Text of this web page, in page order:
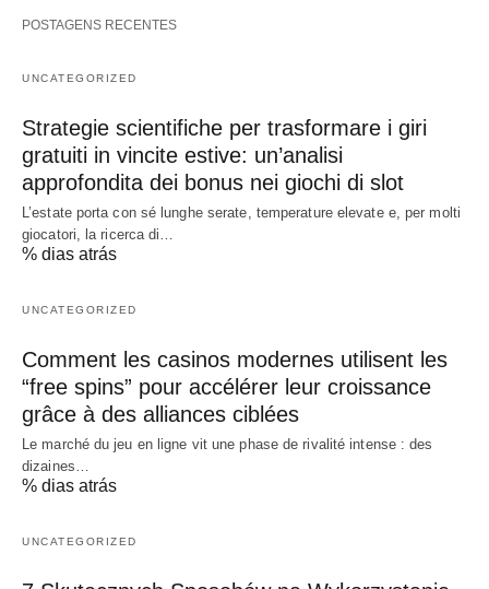
POSTAGENS RECENTES
UNCATEGORIZED
Strategie scientifiche per trasformare i giri
gratuiti in vincite estive: un’analisi
approfondita dei bonus nei giochi di slot
L’estate porta con sé lunghe serate, temperature elevate e, per molti
giocatori, la ricerca di…
% dias atrás
UNCATEGORIZED
Comment les casinos modernes utilisent les
“free spins” pour accélérer leur croissance
grâce à des alliances ciblées
Le marché du jeu en ligne vit une phase de rivalité intense : des
dizaines…
% dias atrás
UNCATEGORIZED